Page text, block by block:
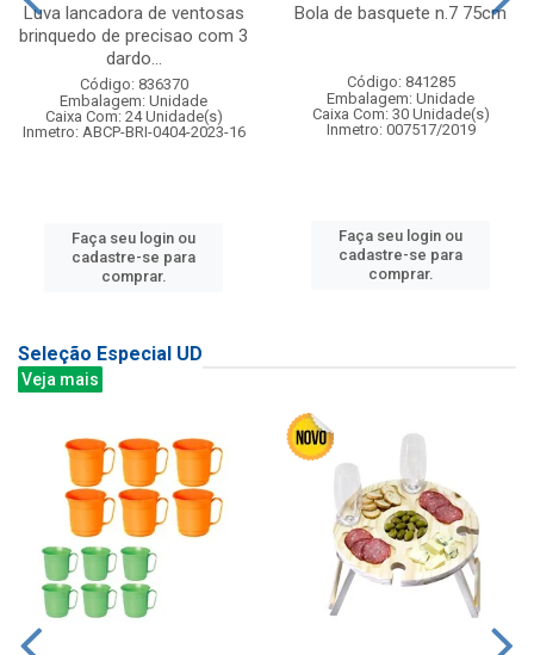
Luva lancadora de ventosas
brinquedo de precisao com 3
dardo...
Código: 836370
Embalagem: Unidade
Caixa Com: 24 Unidade(s)
Inmetro: ABCP-BRI-0404-2023-16
Faça seu login ou
cadastre-se para
comprar.
Bola de basquete n.7 75cm
Código: 841285
Embalagem: Unidade
Caixa Com: 30 Unidade(s)
Inmetro: 007517/2019
Faça seu login ou
cadastre-se para
comprar.
Seleção Especial UD
Veja mais